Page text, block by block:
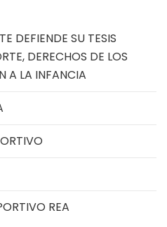
DEFIENDE SU TESIS
DERECHOS DE LOS
A LA INFANCIA
REA